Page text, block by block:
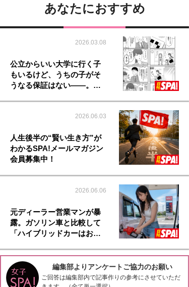
あなたにおすすめ
2026.03.08
公立からいい大学に行く子
もいるけど、うちの子がそ
うなる保証はない――。…
2026.06.03
人生後半の“賢い生き方”が
わかるSPA!メールマガジン
会員募集中！
2026.06.06
元ディーラー営業マンが暴
露。ガソリン車と比較して
「ハイブリッドカーはお…